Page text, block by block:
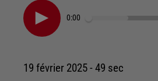
0:00
19 février 2025 - 49 sec